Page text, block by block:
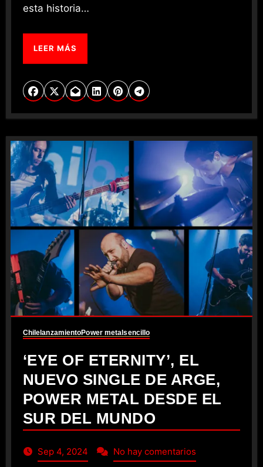
esta historia…
LEER MÁS
Chile lanzamientoPower metalsencillo
‘EYE OF ETERNITY’, EL
NUEVO SINGLE DE ARGE,
POWER METAL DESDE EL
SUR DEL MUNDO
Sep 4, 2024 No hay comentarios